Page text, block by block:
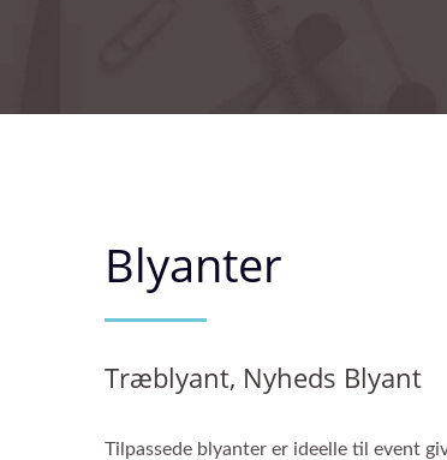
Blyanter
Træblyant, Nyheds Blyant
Tilpassede blyanter er ideelle til event